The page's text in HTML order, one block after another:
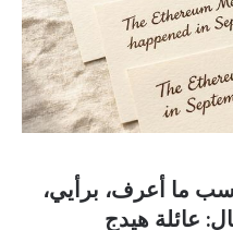
ما أعرف، برأيي،
عائلة هيدج